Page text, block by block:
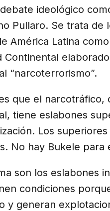
ideológico
Pullaro. Se trata
América Latina
Continental
“narcoterrorismo”.
que el narcotráfico,
tiene eslabones
Los
No hay Bukele
son los eslabones
condiciones
y generan